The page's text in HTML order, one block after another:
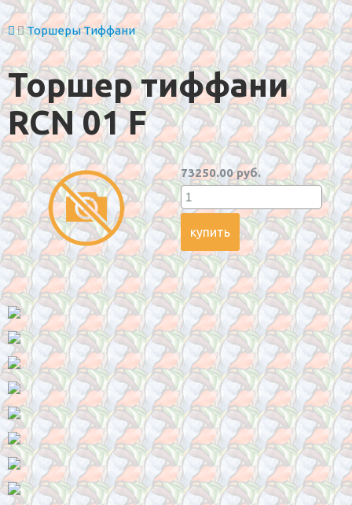
Торшеры Тиффани
Торшер тиффани
RCN 01 F
73250.00 руб.